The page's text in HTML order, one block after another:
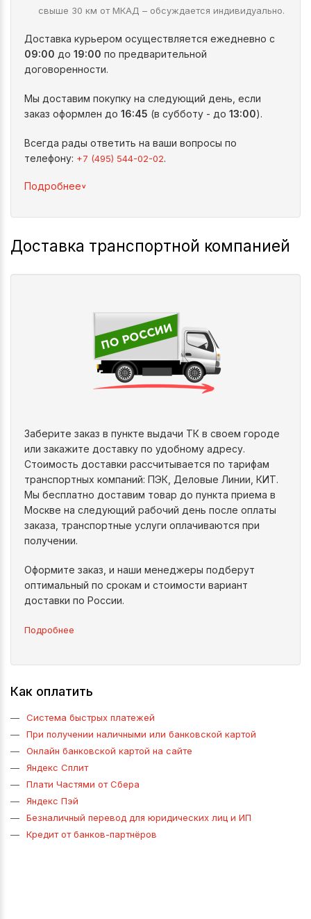
свыше 30 км от МКАД – обсуждается индивидуально.
Доставка курьером осуществляется ежедневно с
09:00 до 19:00 по предварительной
договоренности.
Мы доставим покупку на следующий день, если
заказ оформлен до 16:45 (в субботу - до 13:00).
Всегда рады ответить на ваши вопросы по
телефону: +7 (495) 544-02-02.
Подробнее^
Доставка транспортной компанией
Заберите заказ в пункте выдачи ТК в своем городе
или закажите доставку по удобному адресу.
Стоимость доставки рассчитывается по тарифам
транспортных компаний: ПЭК, Деловые Линии, КИТ.
Мы бесплатно доставим товар до пункта приема в
Москве на следующий рабочий день после оплаты
заказа, транспортные услуги оплачиваются при
получении.
Оформите заказ, и наши менеджеры подберут
оптимальный по срокам и стоимости вариант
доставки по России.
Подробнее
Как оплатить
Система быстрых платежей
При получении наличными или банковской картой
Онлайн банковской картой на сайте
Яндекс Сплит
Плати Частями от Сбера
Яндекс Пэй
Безналичный перевод для юридических лиц и ИП
Кредит от банков-партнёров